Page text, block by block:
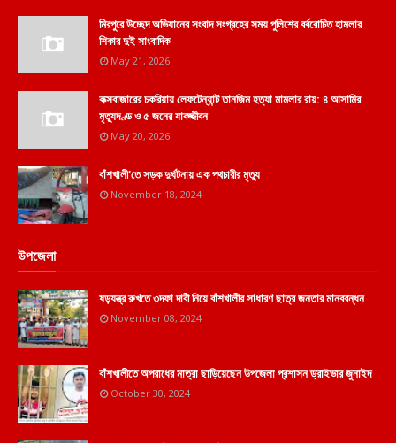
মিরপুরে উচ্ছেদ অভিযানের সংবাদ সংগ্রহের সময় পুলিশের বর্বরোচিত হামলার
শিকার দুই সাংবাদিক
May 21, 2026
কক্সবাজারের চকরিয়ায় লেফটেন্যান্ট তানজিম হত্যা মামলার রায়: ৪ আসামির
মৃত্যুদণ্ড ও ৫ জনের যাবজ্জীবন
May 20, 2026
বাঁশখালী'তে সড়ক দুর্ঘটনায় এক পথচারীর মৃত্যু
November 18, 2024
উপজেলা
ষড়যন্ত্র রুখতে ৩দফা দাবী নিয়ে বাঁশখালীর সাধারণ ছাত্র জনতার মানববন্ধন
November 08, 2024
বাঁশখালীতে অপরাধের মাত্রা ছাড়িয়েছেন উপজেলা প্রশাসন ড্রাইভার জুনাইদ
October 30, 2024